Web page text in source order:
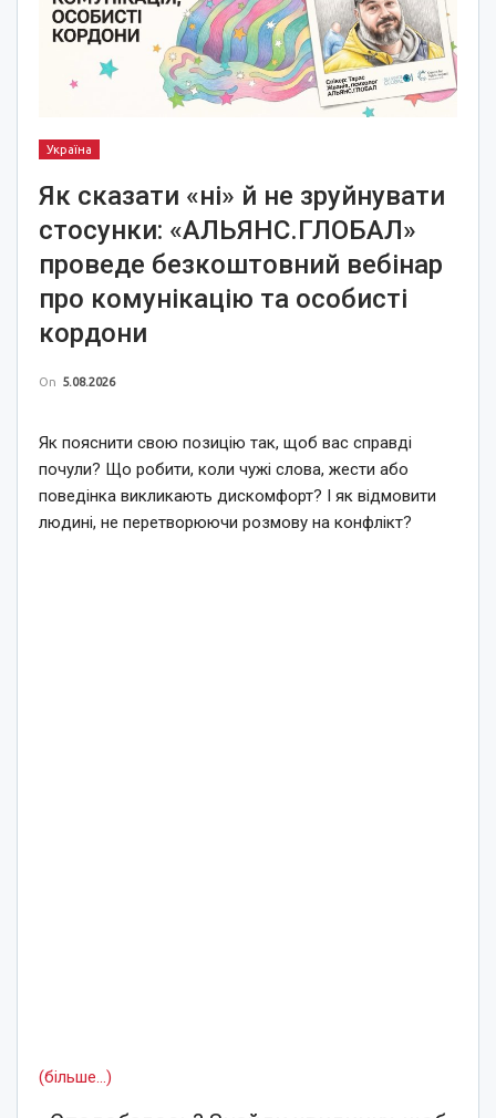
Україна
Як сказати «ні» й не зруйнувати
стосунки: «АЛЬЯНС.ГЛОБАЛ»
проведе безкоштовний вебінар
про комунікацію та особисті
кордони
On 5.08.2026
Як пояснити свою позицію так, щоб вас справді
почули? Що робити, коли чужі слова, жести або
поведінка викликають дискомфорт? І як відмовити
людині, не перетворюючи розмову на конфлікт?
(більше…)